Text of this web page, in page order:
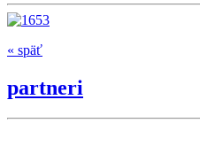
« späť
partneri